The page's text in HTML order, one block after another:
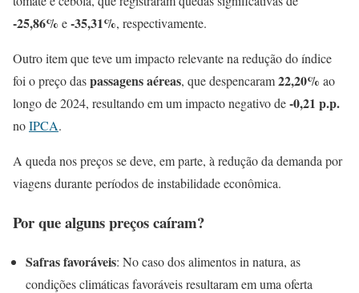
-25,86% e-35,31%, respectivamente.
Outro item que teve um impacto relevante na redução do índice
foi o preço daspassagens aéreas, que despencaram22,20% ao
longo de 2024, resultando em um impacto negativo de-0,21 p.p.
noIPCA.
A queda nos preços se deve, em parte, à redução da demanda por
viagens durante períodos de instabilidade econômica.
Por que alguns preços caíram?
Safras favoráveis: No caso dos alimentos in natura, as
condições climáticas favoráveis resultaram em uma oferta